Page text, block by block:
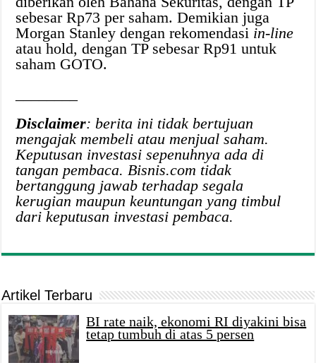
sebesar Rp73 per saham. Demikian juga
Morgan Stanley dengan rekomendasi in-line
atau hold, dengan TP sebesar Rp91 untuk
saham GOTO.
Disclaimer: berita ini tidak bertujuan
mengajak membeli atau menjual saham.
Keputusan investasi sepenuhnya ada di
tangan pembaca. Bisnis.com tidak
bertanggung jawab terhadap segala
kerugian maupun keuntungan yang timbul
dari keputusan investasi pembaca.
Artikel Terbaru
BI rate naik, ekonomi RI diyakini bisa
tetap tumbuh di atas 5 persen